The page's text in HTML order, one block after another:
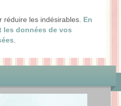
réduire les indésirables. En
les données de vos